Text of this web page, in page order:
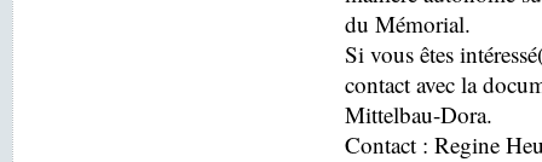
du Mémorial.
Si vous êtes
contact avec la
Mittelbau-Dora.
Contact : Regine